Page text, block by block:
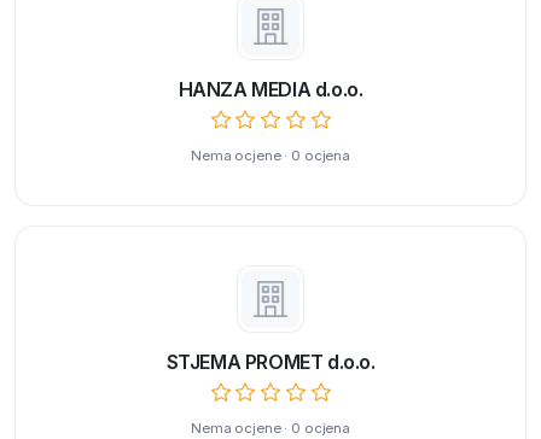
HANZA MEDIA d.o.o.
Nema ocjene · 0 ocjena
STJEMA PROMET d.o.o.
Nema ocjene · 0 ocjena